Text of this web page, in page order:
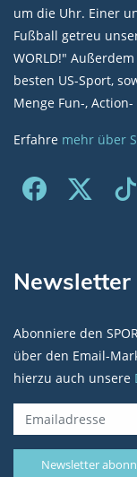
um die Uhr. Einer
Fußball getreu
WORLD!"
besten US-Sport,
Menge Fun-,
Erfahre mehr über
Newsletter
Abonniere den
über den Email-
hierzu auch unsere